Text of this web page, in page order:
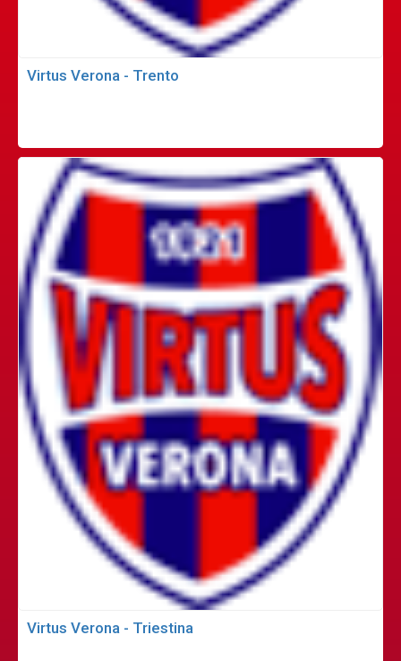
Virtus Verona - Trento
Virtus Verona - Triestina